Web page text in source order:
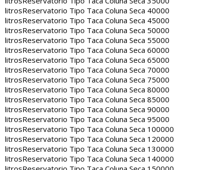
litrosReservatorio Tipo Taca Coluna Seca 40000
litrosReservatorio Tipo Taca Coluna Seca 45000
litrosReservatorio Tipo Taca Coluna Seca 50000
litrosReservatorio Tipo Taca Coluna Seca 55000
litrosReservatorio Tipo Taca Coluna Seca 60000
litrosReservatorio Tipo Taca Coluna Seca 65000
litrosReservatorio Tipo Taca Coluna Seca 70000
litrosReservatorio Tipo Taca Coluna Seca 75000
litrosReservatorio Tipo Taca Coluna Seca 80000
litrosReservatorio Tipo Taca Coluna Seca 85000
litrosReservatorio Tipo Taca Coluna Seca 90000
litrosReservatorio Tipo Taca Coluna Seca 95000
litrosReservatorio Tipo Taca Coluna Seca 100000
litrosReservatorio Tipo Taca Coluna Seca 120000
litrosReservatorio Tipo Taca Coluna Seca 130000
litrosReservatorio Tipo Taca Coluna Seca 140000